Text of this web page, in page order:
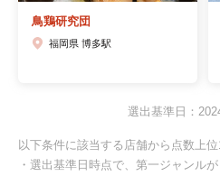
鳥鶏研究団
福岡県 博多駅
選出基準日：
以下条件に該当する店舗から点数上
・選出基準日時点で、第一ジャンル